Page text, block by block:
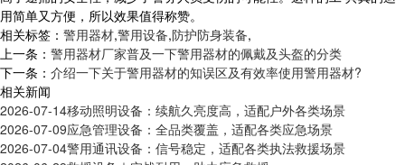
用简单又方便，所以效果值得称赞。
相关标签： 警用器材,警用设备,防护防身装备,
上一条： 警用器材厂家普及一下警用器材的佩戴及头盔的分类
下一条： 介绍一下关于警用器材的知误区及有效率使用警用器材?
相关新闻
2026-07-14移动照明设备：续航久亮度高，适配户外各类场景
2026-07-09应急管理设备：全品类覆盖，适配各类应急场景
2026-07-04警用通讯设备：信号稳定，适配各类执法救援场景